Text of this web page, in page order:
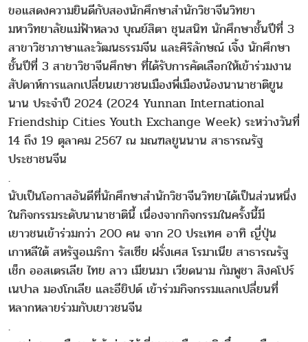
ขอแสดงความยินดีกับสองนักศึกษาสำนักวิชาจีนวิทยา
มหาวิทยาลัยแม่ฟ้าหลวง บุณย์สิตา ชุนสนิท นักศึกษาชั้นปีที่ 3
สาขาวิชาภาษาและวัฒนธรรมจีน และศิริลักษณ์ เจิ้ง นักศึกษา
ชั้นปีที่ 3 สาขาวิชาจีนศึกษา ที่ได้รับการคัดเลือกให้เข้าร่วมงาน
สัปดาห์การแลกเปลี่ยนเยาวชนเมืองพี่เมืองน้องนานาชาติยูน
นาน ประจำปี 2024 (2024 Yunnan International
Friendship Cities Youth Exchange Week) ระหว่างวันที่
14 ถึง 19 ตุลาคม 2567 ณ มณฑลยูนนาน สาธารณรัฐ
ประชาชนจีน
.
นับเป็นโอกาสอันดีที่นักศึกษาสำนักวิชาจีนวิทยาได้เป็นส่วนหนึ่ง
ในกิจกรรมระดับนานาชาตินี้ เนื่องจากกิจกรรมในครั้งนี้มี
เยาวชนเข้าร่วมกว่า 200 คน จาก 20 ประเทศ อาทิ ญี่ปุ่น
เกาหลีใต้ สหรัฐอเมริกา รัสเซีย ฝรั่งเศส โรมาเนีย สาธารณรัฐ
เช็ก ออสเตรเลีย ไทย ลาว เมียนมา เวียดนาม กัมพูชา สิงคโปร์
เนปาล มองโกเลีย และอียิปต์ เข้าร่วมกิจกรรมแลกเปลี่ยนที่
หลากหลายร่วมกับเยาวชนจีน
.